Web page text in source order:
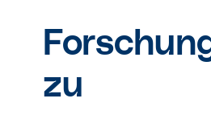
zu